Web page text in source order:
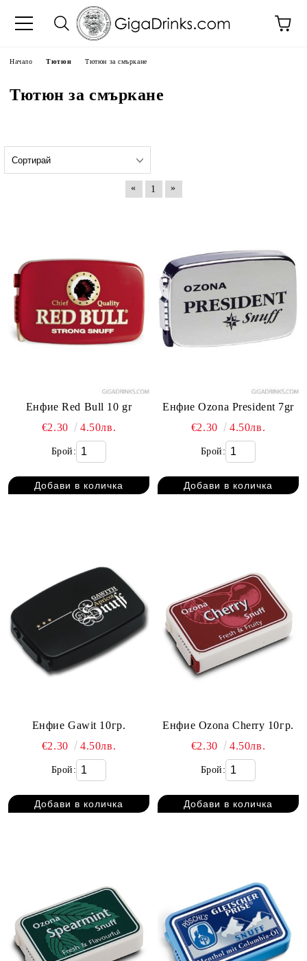
Начало Тютюн Тютюн за смъркане
Тютюн за смъркане
« 1 »
Енфие Red Bull 10 gr
€2.30
4.50лв.
Брой:
Енфие Ozona President 7gr
€2.30
4.50лв.
Брой:
Енфие Gawit 10гр.
€2.30
4.50лв.
Брой:
Енфие Ozona Cherry 10гр.
€2.30
4.50лв.
Брой: